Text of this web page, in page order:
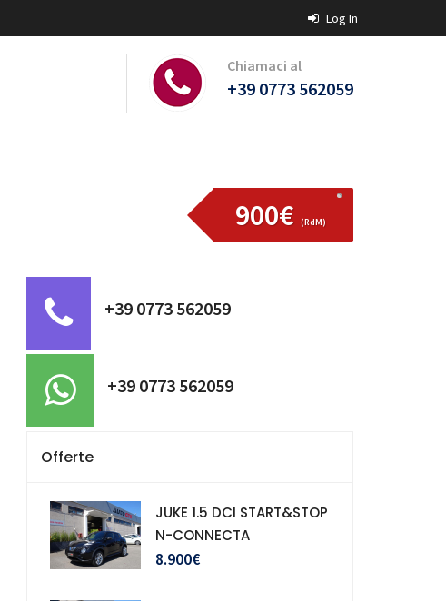
Log In
Chiamaci al
+39 0773 562059
900€ (RdM)
+39 0773 562059
+39 0773 562059
Offerte
JUKE 1.5 DCI START&STOP
N-CONNECTA
8.900€